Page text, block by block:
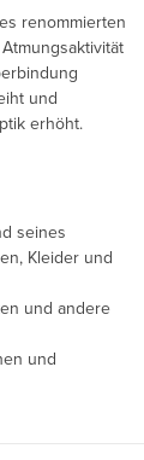
renommierten
und
erhöht.
seines
Kleider und
und andere
und